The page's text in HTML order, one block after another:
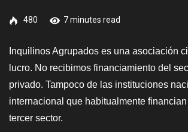
480 7 minutes read
Inquilinos Agrupados es una asociación
lucro. No recibimos financiamiento del
privado. Tampoco de las instituciones
internacional que habitualmente financian
tercer sector.